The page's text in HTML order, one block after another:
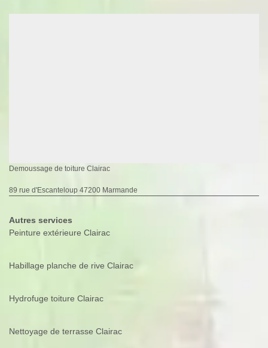
Demoussage de toiture Clairac
89 rue d'Escanteloup 47200 Marmande
Autres services
Peinture extérieure Clairac
Habillage planche de rive Clairac
Hydrofuge toiture Clairac
Nettoyage de terrasse Clairac